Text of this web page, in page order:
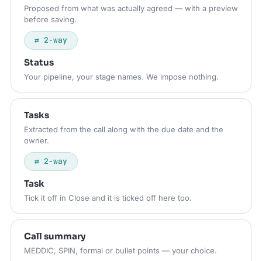
Proposed from what was actually agreed — with a preview
before saving.
⇄ 2-way
Status
Your pipeline, your stage names. We impose nothing.
Tasks
Extracted from the call along with the due date and the
owner.
⇄ 2-way
Task
Tick it off in Close and it is ticked off here too.
Call summary
MEDDIC, SPIN, formal or bullet points — your choice.